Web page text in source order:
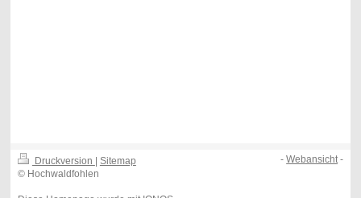
Druckversion
Sitemap
© Hochwaldfohlen
-Webansicht-